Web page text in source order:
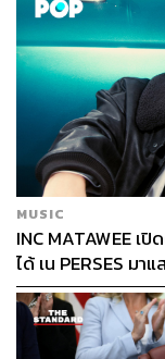
MUSIC
INC MATAWEE เ
ได้ เน PERSES มา